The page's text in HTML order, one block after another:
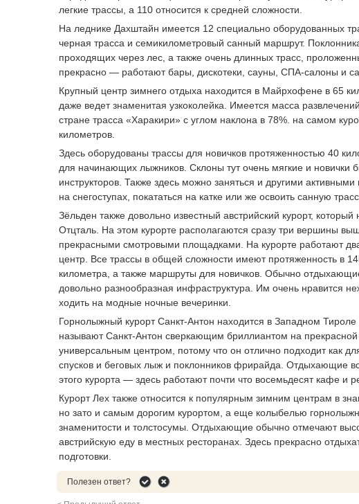
легкие трассы, а 110 относится к средней сложности.
На леднике Дахштайн имеется 12 специально оборудованных
черная трасса и семикилометровый санный маршрут.
проходящих через лес, а также очень длинных трасс,
прекрасно — работают бары, дискотеки, сауны, СПА-салоны и
Крупный центр зимнего отдыха находится в Майрхофене в 65
даже ведет знаменитая узкоколейка. Имеется масса
стране трасса «Харакири» с углом наклона в 78%. на самом
километров.
Здесь оборудованы трассы для новичков протяженностью 40
для начинающих лыжников. Склоны тут очень мягкие и новички
инструкторов. Также здесь можно заняться и другими
на снегоступах, покататься на катке или же освоить санную
Зёльден также довольно известный австрийский курорт,
Отцталь. На этом курорте располагаются сразу три вершины
прекрасными смотровыми площадками. На курорте работают
центр. Все трассы в общей сложности имеют протяженность в
километра, а также маршруты для новичков. Обычно
довольно разнообразная инфраструктура. Им очень нравится
ходить на модные ночные вечеринки.
Горнолыжный курорт Санкт-Антон находится в Западном
называют Санкт-Антон сверкающим бриллиантом на
универсальным центром, потому что он отлично подходит как
спусков и беговых лыж и поклонников фрирайда. Отдыхающие
этого курорта — здесь работают почти что восемьдесят кафе и
Курорт Лех также относится к популярным зимним центрам в
но зато и самым дорогим курортом, а еще колыбелью
знаменитости и толстосумы. Отдыхающие обычно отмечают
австрийскую еду в местных ресторанах. Здесь прекрасно
подготовки.
Полезен ответ?